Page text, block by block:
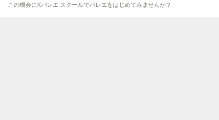
この機会にKバレエ スクールでバレエをはじめてみませんか？